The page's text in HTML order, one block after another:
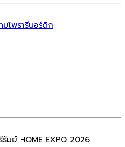
มโพรารี่นอร์ดิก
มย์ HOME EXPO 2026